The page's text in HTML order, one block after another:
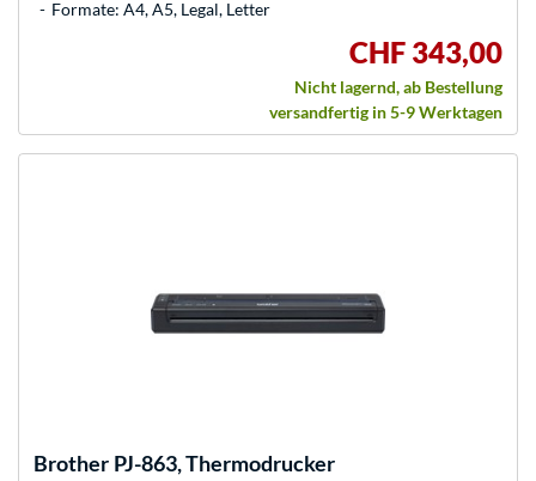
Formate: A4, A5, Legal, Letter
CHF 343,00
Nicht lagernd, ab Bestellung
versandfertig in 5-9 Werktagen
Brother PJ-863, Thermodrucker